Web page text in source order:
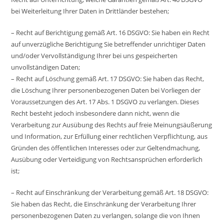
bei Weiterleitung Ihrer Daten in Drittländer bestehen;
– Recht auf Berichtigung gemäß Art. 16 DSGVO: Sie haben ein Recht
auf unverzügliche Berichtigung Sie betreffender unrichtiger Daten
und/oder Vervollständigung Ihrer bei uns gespeicherten
unvollständigen Daten;
– Recht auf Löschung gemäß Art. 17 DSGVO: Sie haben das Recht,
die Löschung Ihrer personenbezogenen Daten bei Vorliegen der
Voraussetzungen des Art. 17 Abs. 1 DSGVO zu verlangen. Dieses
Recht besteht jedoch insbesondere dann nicht, wenn die
Verarbeitung zur Ausübung des Rechts auf freie Meinungsäußerung
und Information, zur Erfüllung einer rechtlichen Verpflichtung, aus
Gründen des öffentlichen Interesses oder zur Geltendmachung,
Ausübung oder Verteidigung von Rechtsansprüchen erforderlich
ist;
– Recht auf Einschränkung der Verarbeitung gemäß Art. 18 DSGVO:
Sie haben das Recht, die Einschränkung der Verarbeitung Ihrer
personenbezogenen Daten zu verlangen, solange die von Ihnen